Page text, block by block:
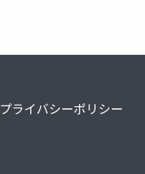
プライバシーポリシー